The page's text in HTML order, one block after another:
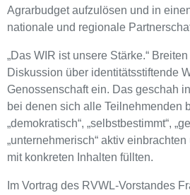
Agrarbudget aufzulösen und in
nationale und regionale
„Das WIR ist unsere Stärke.“
Diskussion über identitätsstiftende
Genossenschaft ein. Das geschah
bei denen sich alle Teilnehmenden
„demokratisch“, „selbstbestimmt“,
„unternehmerisch“ aktiv
mit konkreten Inhalten füllten.
Im Vortrag des RVWL-Vorstandes